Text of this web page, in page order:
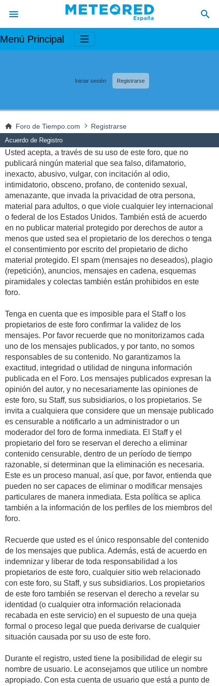
Menú Principal
Iniciar sesión Registrarse
Foro de Tiempo.com Registrarse
Acuerdo de Registro
Usted acepta, a través de su uso de este foro, que no
publicará ningún material que sea falso, difamatorio,
inexacto, abusivo, vulgar, con incitación al odio,
intimidatorio, obsceno, profano, de contenido sexual,
amenazante, que invada la privacidad de otra persona,
material para adultos, o que viole cualquier ley internacional
o federal de los Estados Unidos. También está de acuerdo
en no publicar material protegido por derechos de autor a
menos que usted sea el propietario de los derechos o tenga
el consentimiento por escrito del propietario de dicho
material protegido. El spam (mensajes no deseados), plagio
(repetición), anuncios, mensajes en cadena, esquemas
piramidales y colectas también están prohibidos en este
foro.
Tenga en cuenta que es imposible para el Staff o los
propietarios de este foro confirmar la validez de los
mensajes. Por favor recuerde que no monitorizamos cada
uno de los mensajes publicados, y por tanto, no somos
responsables de su contenido. No garantizamos la
exactitud, integridad o utilidad de ninguna información
publicada en el Foro. Los mensajes publicados expresan la
opinión del autor, y no necesariamente las opiniones de
este foro, su Staff, sus subsidiarios, o los propietarios. Se
invita a cualquiera que considere que un mensaje publicado
es censurable a notificarlo a un administrador o un
moderador del foro de forma inmediata. El Staff y el
propietario del foro se reservan el derecho a eliminar
contenido censurable, dentro de un período de tiempo
razonable, si determinan que la eliminación es necesaria.
Este es un proceso manual, así que, por favor, entienda que
pueden no ser capaces de eliminar o modificar mensajes
particulares de manera inmediata. Esta política se aplica
también a la información de los perfiles de los miembros del
foro.
Recuerde que usted es el único responsable del contenido
de los mensajes que publica. Además, está de acuerdo en
indemnizar y liberar de toda responsabilidad a los
propietarios de este foro, cualquier sitio web relacionado
con este foro, su Staff, y sus subsidiarios. Los propietarios
de este foro también se reservan el derecho a revelar su
identidad (o cualquier otra información relacionada
recabada en este servicio) en el supuesto de una queja
formal o proceso legal que pueda derivarse de cualquier
situación causada por su uso de este foro.
Durante el registro, usted tiene la posibilidad de elegir su
nombre de usuario. Le aconsejamos que utilice un nombre
apropiado. Con esta cuenta de usuario que está a punto de